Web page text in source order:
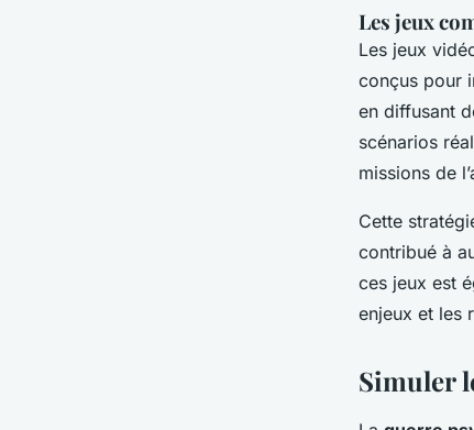
Les jeux
Les jeux
conçus pour
en diffusant
scénarios
missions de
Cette
contribué à
ces jeux est
enjeux et les
Simuler